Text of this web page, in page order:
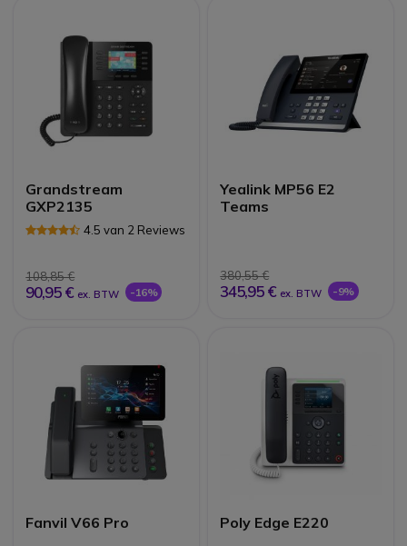
Grandstream
GXP2135
4.5 van 2 Reviews
108,85 €
90,95 € ex. BTW -16%
Yealink MP56 E2
Teams
380,55 €
345,95 € ex. BTW -9%
Fanvil V66 Pro Poly Edge E220